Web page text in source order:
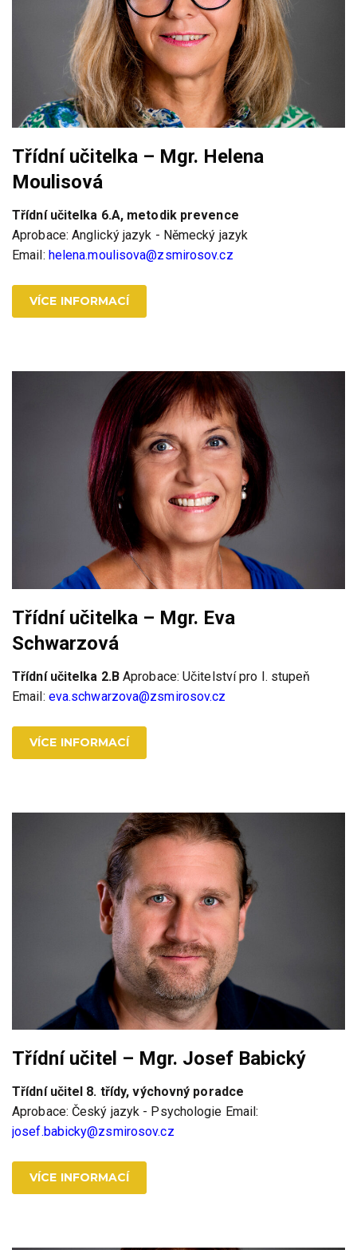
Třídní učitelka – Mgr. Helena
Moulisová
Třídní učitelka 6.A, metodik prevence
Aprobace: Anglický jazyk - Německý jazyk
Email: helena.moulisova@zsmirosov.cz
VÍCE INFORMACÍ
Třídní učitelka – Mgr. Eva
Schwarzová
Třídní učitelka 2.BAprobace: Učitelství pro I. stupeň
Email: eva.schwarzova@zsmirosov.cz
VÍCE INFORMACÍ
Třídní učitel – Mgr. Josef Babický
Třídní učitel 8. třídy, výchovný poradce
Aprobace: Český jazyk - Psychologie Email:
josef.babicky@zsmirosov.cz
VÍCE INFORMACÍ